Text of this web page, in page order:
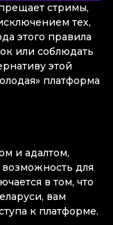
стримы,
тех,
этого правила
или соблюдать
этой
платформа
и адалтом,
для
в том, что
вам
к платформе.